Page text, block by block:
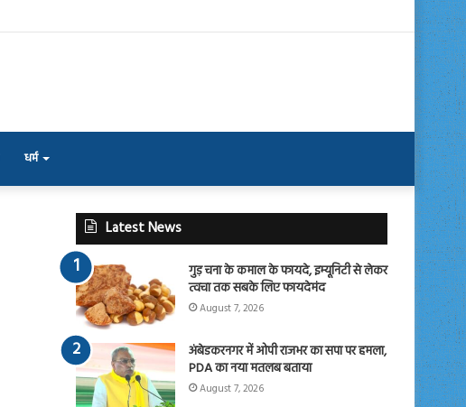
धर्म
Latest News
गुड़ चना के कमाल के फायदे, इम्यूनिटी से लेकर
त्वचा तक सबके लिए फायदेमंद
August 7, 2026
अंबेडकरनगर में ओपी राजभर का सपा पर हमला,
PDA का नया मतलब बताया
August 7, 2026